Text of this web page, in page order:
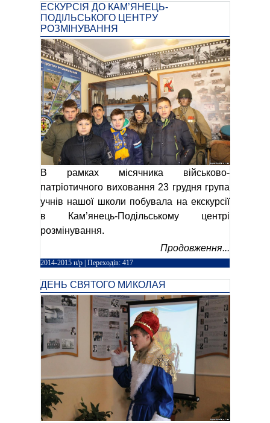
ЕСКУРСІЯ ДО КАМ’ЯНЕЦЬ-
ПОДІЛЬСЬКОГО ЦЕНТРУ
РОЗМІНУВАННЯ
В рамках місячника військово-
патріотичного виховання 23 грудня група
учнів нашої школи побувала на екскурсії
в Кам’янець-Подільському центрі
розмінування.
Продовження...
2014-2015 н/р | Переходів: 417
ДЕНЬ СВЯТОГО МИКОЛАЯ